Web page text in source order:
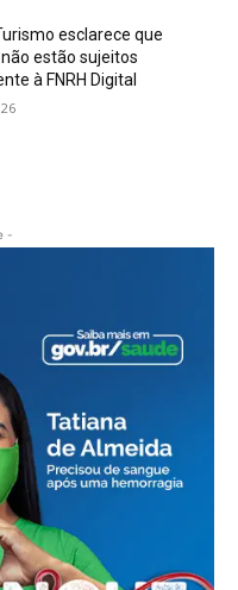
esclarece que
estão sujeitos
à FNRH Digital
-